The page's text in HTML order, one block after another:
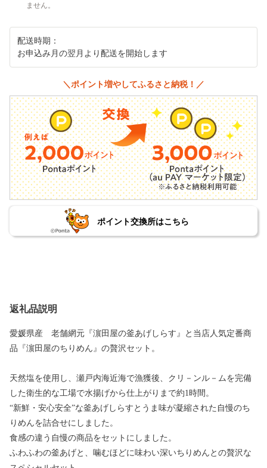
ません。
配送時期：
お申込み月の翌月より配送を開始します
＼ポイント増やしてふるさと納税！／
ポイント交換所はこちら
返礼品説明
愛媛県産 老舗網元『濵田屋の釜あげしらす』と当店人気定番商
品『濵田屋のちりめん』の贅沢セット。
天然塩を使用し、瀬戸内海近海で漁獲後、クリ－ンル－ムを完備
した衛生的な工場で水揚げから仕上がりまで約1時間。
“新鮮・安心安全”な釜あげしらすとうま味が凝縮された自慢のち
りめんを詰合せにしました。
食感の違う自慢の商品をセットにしました。
ふわふわの釜あげと、噛むほどに味わい深いちりめんとの贅沢な